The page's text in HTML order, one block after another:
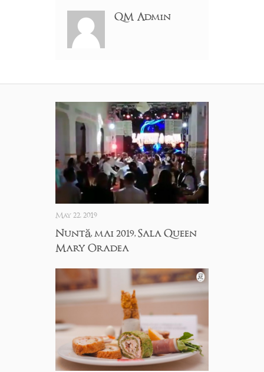
QM Admin
May 22, 2019
Nuntă, mai 2019, Sala Queen
Mary Oradea